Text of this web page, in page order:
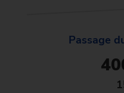
Passage